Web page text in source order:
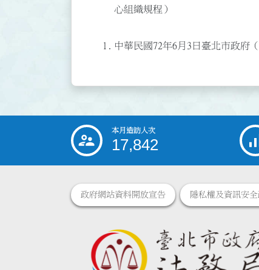
心組織規程）
1. 中華民國72年6月3日臺北市政府
::: 本月造訪人次
17,842
政府網站資料開放宣告 隱私權及資訊安